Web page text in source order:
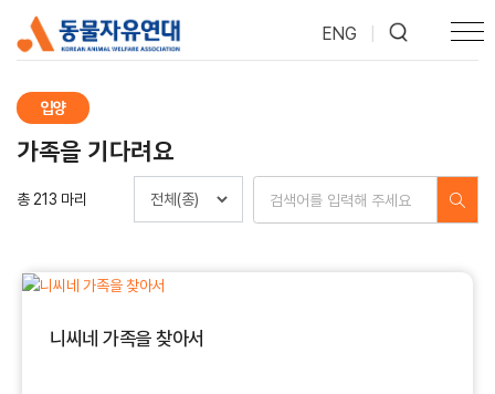
ENG
입양
가족을 기다려요
총 213 마리
니씨네 가족을 찾아서